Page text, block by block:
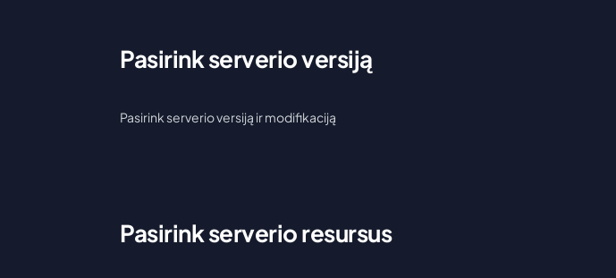
Pasirink serverio versiją
Pasirink serverio versiją ir modifikaciją
Pasirink serverio resursus